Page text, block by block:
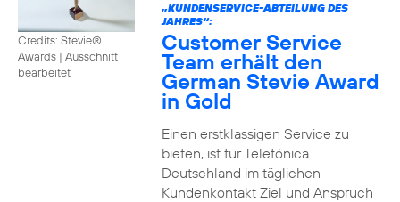
Credits: Stevie®
Awards | Ausschnitt
bearbeitet
„KUNDENSERVICE-ABTEILUNG DES
JAHRES“:
Customer Service
Team erhält den
German Stevie Award
in Gold
Einen erstklassigen Service zu
bieten, ist für Telefónica
Deutschland im täglichen
Kundenkontakt Ziel und Anspruch